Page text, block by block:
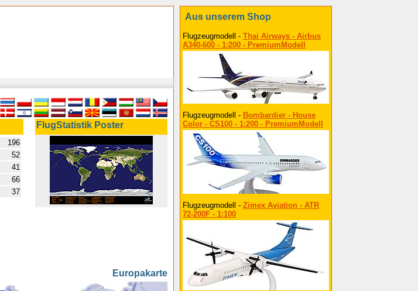
FlugStatistik Poster
196
52
41
66
37
Europakarte
Aus unserem Shop
Flugzeugmodell - Thai Airways - Airbus
A340-600 - 1:200 - PremiumModell
Flugzeugmodell - Bombardier - House
Color - CS100 - 1:200 - PremiumModell
Flugzeugmodell - Zimex Aviation - ATR
72-200F - 1:100